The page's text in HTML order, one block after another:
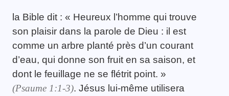
la Bible dit : « Heureux l’homme qui trouve
son plaisir dans la parole de Dieu : il est
comme un arbre planté près d’un courant
d’eau, qui donne son fruit en sa saison, et
dont le feuillage ne se flétrit point. »
(Psaume 1:1-3). Jésus lui-même utilisera